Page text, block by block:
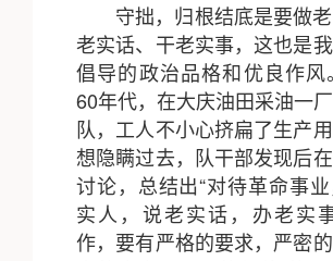
守拙，归根结底是要做
老实话、干老实事，这也是
倡导的政治品格和优良作风
60年代，在大庆油田采油一
队，工人不小心挤扁了生产用
想隐瞒过去，队干部发现后
讨论，总结出“对待革命事
实人，说老实话，办老实
作，要有严格的要求，严密